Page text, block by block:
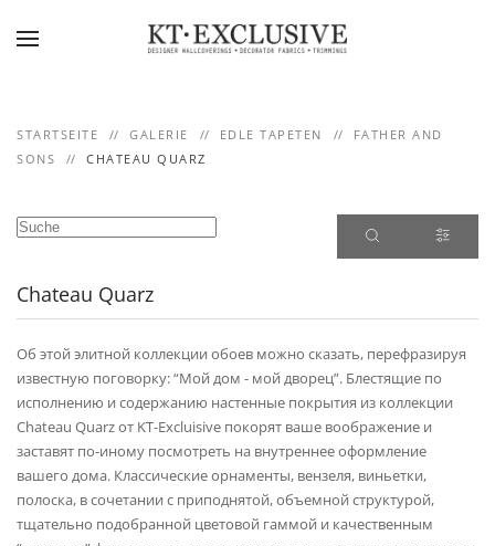
STARTSEITE GALERIE EDLE TAPETEN
FATHER AND
SONS
CHATEAU QUARZ
Chateau Quarz
Об этой элитной коллекции обоев можно сказать, перефразируя
известную поговорку: “Мой дом - мой дворец”. Блестящие по
исполнению и содержанию настенные покрытия из коллекции
Chateau Quarz от KT-Excluisive покорят ваше воображение и
заставят по-иному посмотреть на внутреннее оформление
вашего дома. Классические орнаменты, вензеля, виньетки,
полоска, в сочетании с приподнятой, объемной структурой,
тщательно подобранной цветовой гаммой и качественным